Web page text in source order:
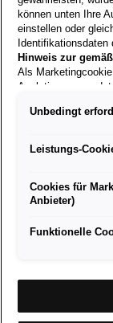
Zurück zur
Suche
02.02.2022
Anforderungen:
Freude im
Punktuell
können unten Ihre
einstellen oder
Identifikationsdaten
Hinweis zur
Als
Analytics
die USA
gleichwertiges
Betroffener in den
USA keine
Eingriffe in Ihre
Art 49 Abs 1 lit a)
Unbedingt
Leistungs-
Cookies für
Anbieter)
Funktionelle